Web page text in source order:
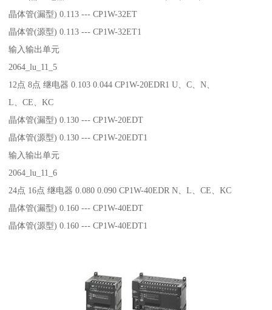
晶体管(漏型) 0.113 --- CP1W-32ET
晶体管(源型) 0.113 --- CP1W-32ET1
输入输出单元
2064_lu_11_5
12点 8点 继电器 0.103 0.044 CP1W-20EDR1 U、C、N、
L、CE、KC
晶体管(漏型) 0.130 --- CP1W-20EDT
晶体管(源型) 0.130 --- CP1W-20EDT1
输入输出单元
2064_lu_11_6
24点 16点 继电器 0.080 0.090 CP1W-40EDR N、L、CE、KC
晶体管(漏型) 0.160 --- CP1W-40EDT
晶体管(源型) 0.160 --- CP1W-40EDT1